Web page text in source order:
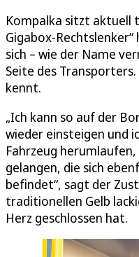
Kompalka sitzt aktuell
Gigabox-
sich – wie der Name
Seite des Transporters.
kennt.
„Ich kann so auf der
wieder einsteigen und
Fahrzeug
gelangen, die sich
befindet“, sagt der
traditionellen Gelb
Herz geschlossen hat.